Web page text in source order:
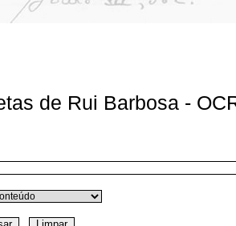
de Rui Barbosa -